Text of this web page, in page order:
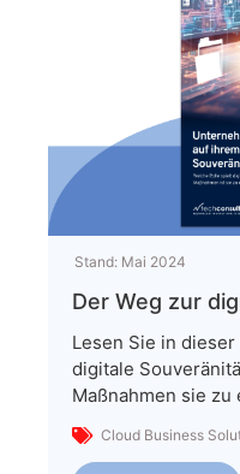
Stand: Mai 2024
Der Weg zur
Lesen Sie in
digitale
Maßnahmen sie
Cloud Business